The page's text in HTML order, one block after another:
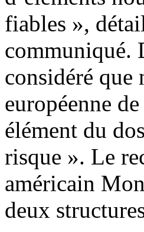
fiables »,
communiqué.
considéré que
européenne
élément du
risque ». Le
américain
deux